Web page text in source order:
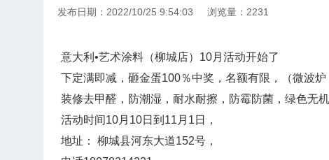
发布日期：2022/10/25 9:54:03 浏览量：2231
意大利•艺术涂料（柳城店）10月活动开始了
下定满即减，砸金蛋100％中奖，名额有限，（微波
装修去甲醛，防潮湿，耐水耐擦，防霉防菌，绿色无
活动时间10月10日到11月1日，
地址： 柳城县河东大道152号，